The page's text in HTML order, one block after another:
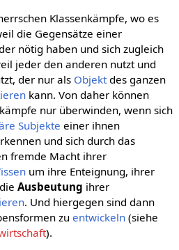
Klassenkämpfe, wo es
die Gegensätze einer
nötig haben und sich zugleich
jeder den anderen nutzt und
der nur als Objektdes ganzen
kann. Von daher können
nur überwinden, wenn sich
Subjekte einer ihnen
und sich durch das
fremde Macht ihrer
um ihre Enteignung, ihrer
Ausbeutung ihrer
. Und hiergegen sind dann
zu entwickeln(siehe
).